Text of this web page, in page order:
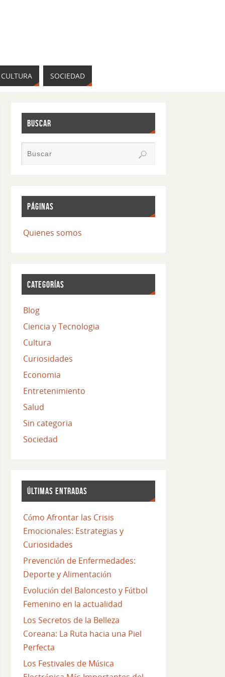
CULTURA SOCIEDAD
BUSCAR
PÁGINAS
Quienes somos
CATEGORÍAS
Blog
Ciencia y Tecnologia
Cultura
Curiosidades
Economia
Entretenimiento
Salud
Sin categoria
Sociedad
ÚLTIMAS ENTRADAS
Cómo Afrontar las Crisis
Emocionales: Estrategias y
Curiosidades
Prevención de Enfermedades:
Deporte y Alimentación
Evolución del Baloncesto y Fútbol
Femenino en la actualidad
Los Secretos de la Belleza
Coreana: La Ruta hacia una Piel
Perfecta
Los Festivales de Música